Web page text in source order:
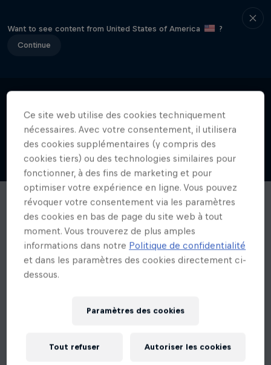
Want to see content from United States of America
?
Continue
Ce site web utilise des cookies techniquement
nécessaires. Avec votre consentement, il utilisera
des cookies supplémentaires (y compris des
cookies tiers) ou des technologies similaires pour
fonctionner, à des fins de marketing et pour
optimiser votre expérience en ligne. Vous pouvez
révoquer votre consentement via les paramètres
des cookies en bas de page du site web à tout
moment. Vous trouverez de plus amples
informations dans notre Politique de confidentialité
et dans les paramètres des cookies directement ci-
dessous.
Paramètres des cookies
Tout refuser Autoriser les cookies